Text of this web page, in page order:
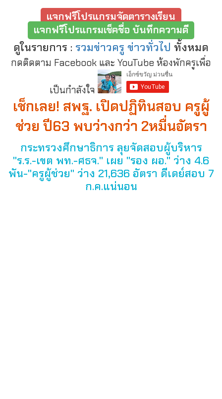
แจกฟรีโปรแกรมจัดตารางเรียน
แจกฟรีโปรแกรมเช็คชื่อ บันทึกความดี
ดูในรายการ : รวมข่าวครู ข่าวทั่วไป ทั้งหมด
กดติดตาม Facebook และ YouTube ห้องพักครูเพื่อ
เป็นกำลังใจ
เช็กเลย! สพฐ. เปิดปฏิทินสอบ ครูผู้
ช่วย ปี63 พบว่างกว่า 2หมื่นอัตรา
กระทรวงศึกษาธิการ ลุยจัดสอบผู้บริหาร
"ร.ร.-เขต พท.-ศธจ." เผย "รอง ผอ." ว่าง 4.6
พัน-"ครูผู้ช่วย" ว่าง 21,636 อัตรา ดีเดย์สอบ 7
ก.ค.แน่นอน